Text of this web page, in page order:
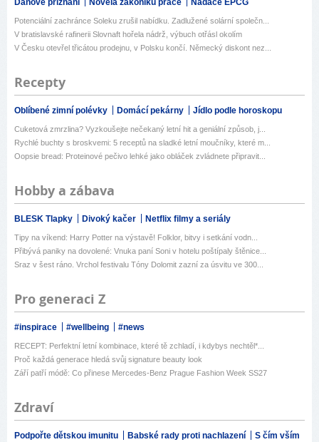
Daňové přiznání Novela zákoníku práce Nadace EPCG
Potenciální zachránce Soleku zrušil nabídku. Zadlužené solární společn...
V bratislavské rafinerii Slovnaft hořela nádrž, výbuch otřásl okolím
V Česku otevřel třicátou prodejnu, v Polsku končí. Německý diskont nez...
Recepty
Oblíbené zimní polévky Domácí pekárny Jídlo podle horoskopu
Cuketová zmrzlina? Vyzkoušejte nečekaný letní hit a geniální způsob, j...
Rychlé buchty s broskvemi: 5 receptů na sladké letní moučníky, které m...
Oopsie bread: Proteinové pečivo lehké jako obláček zvládnete připravit...
Hobby a zábava
BLESK Tlapky Divoký kačer Netflix filmy a seriály
Tipy na víkend: Harry Potter na výstavě! Folklor, bitvy i setkání vodn...
Přibývá paniky na dovolené: Vnuka paní Soni v hotelu poštípaly štěnice...
Sraz v šest ráno. Vrchol festivalu Tóny Dolomit zazní za úsvitu ve 300...
Pro generaci Z
#inspirace #wellbeing #news
RECEPT: Perfektní letní kombinace, které tě zchladí, i kdybys nechtěl*...
Proč každá generace hledá svůj signature beauty look
Září patří módě: Co přinese Mercedes-Benz Prague Fashion Week SS27
Zdraví
Podpořte dětskou imunitu Babské rady proti nachlazení
S čím vším